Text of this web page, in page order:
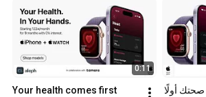
0:11
Your health comes first صحتك أولًا ​